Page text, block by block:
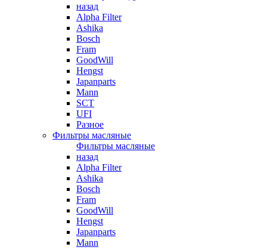
назад
Alpha Filter
Ashika
Bosch
Fram
GoodWill
Hengst
Japanparts
Mann
SCT
UFI
Разное
Фильтры масляные
Фильтры масляные
назад
Alpha Filter
Ashika
Bosch
Fram
GoodWill
Hengst
Japanparts
Mann